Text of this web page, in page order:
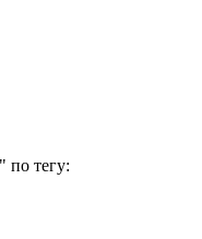
по тегу: